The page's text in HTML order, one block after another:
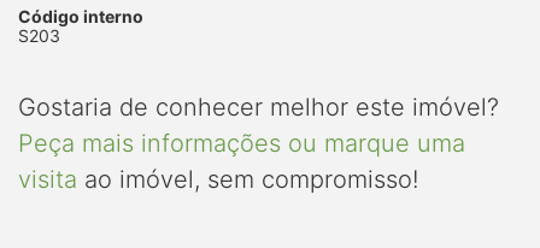
Código interno
S203
Gostaria de conhecer melhor este imóvel?
Peça mais informações ou marque uma
visita ao imóvel, sem compromisso!